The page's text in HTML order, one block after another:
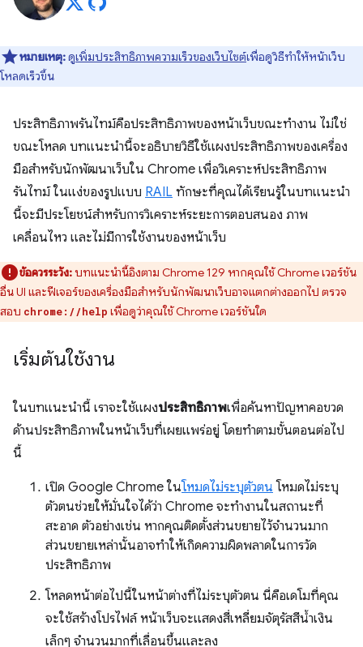
หมายเหตุ:ดูเพิ่มประสิทธิภาพความเร็วของเว็บไซต์เพื่อดูวิธีทําให้หน้าเว็บ
โหลดเร็วขึ้น
ประสิทธิภาพรันไทม์คือประสิทธิภาพของหน้าเว็บขณะทํางาน ไม่ใช่
ขณะโหลด บทแนะนำนี้จะอธิบายวิธีใช้แผงประสิทธิภาพของเครื่อง
มือสำหรับนักพัฒนาเว็บใน Chrome เพื่อวิเคราะห์ประสิทธิภาพ
รันไทม์ ในแง่ของรูปแบบ RAIL ทักษะที่คุณได้เรียนรู้ในบทแนะนํา
นี้จะมีประโยชน์สําหรับการวิเคราะห์ระยะการตอบสนอง ภาพ
เคลื่อนไหว และไม่มีการใช้งานของหน้าเว็บ
ข้อควรระวัง:บทแนะนำนี้อิงตาม Chrome 129 หากคุณใช้ Chrome เวอร์ชัน
อื่น UI และฟีเจอร์ของเครื่องมือสำหรับนักพัฒนาเว็บอาจแตกต่างออกไป ตรวจ
สอบ chrome://help เพื่อดูว่าคุณใช้ Chrome เวอร์ชันใด
เริ่มต้นใช้งาน
ในบทแนะนํานี้ เราจะใช้แผงประสิทธิภาพเพื่อค้นหาปัญหาคอขวด
ด้านประสิทธิภาพในหน้าเว็บที่เผยแพร่อยู่ โดยทำตามขั้นตอนต่อไป
นี้
เปิด Google Chrome ในโหมดไม่ระบุตัวตน โหมดไม่ระบุ
ตัวตนช่วยให้มั่นใจได้ว่า Chrome จะทำงานในสถานะที่
สะอาด ตัวอย่างเช่น หากคุณติดตั้งส่วนขยายไว้จํานวนมาก
ส่วนขยายเหล่านั้นอาจทําให้เกิดความผิดพลาดในการวัด
ประสิทธิภาพ
โหลดหน้าต่อไปนี้ในหน้าต่างที่ไม่ระบุตัวตน นี่คือเดโมที่คุณ
จะใช้สร้างโปรไฟล์ หน้าเว็บจะแสดงสี่เหลี่ยมจัตุรัสสีน้ำเงิน
เล็กๆ จำนวนมากที่เลื่อนขึ้นและลง